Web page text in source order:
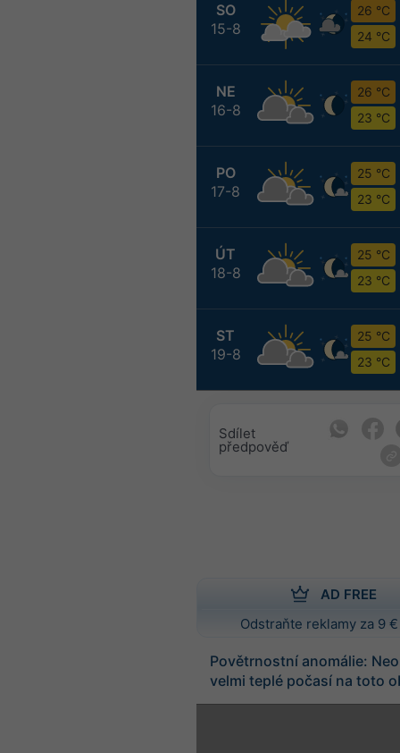
SO
15-8
26 °C
24 °C
NE
16-8
26 °C
23 °C
PO
17-8
25 °C
23 °C
ÚT
18-8
25 °C
23 °C
ST
19-8
25 °C
23 °C
Sdílet
předpověď
AD FREE
Odstraňte reklamy za 9
Povětrnostní anomálie:
velmi teplé počasí na toto